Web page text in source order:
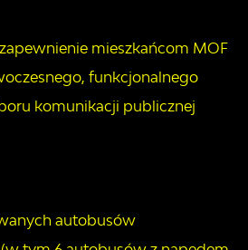
mieszkańcom MOF
funkcjonalnego
komunikacji publicznej
autobusów